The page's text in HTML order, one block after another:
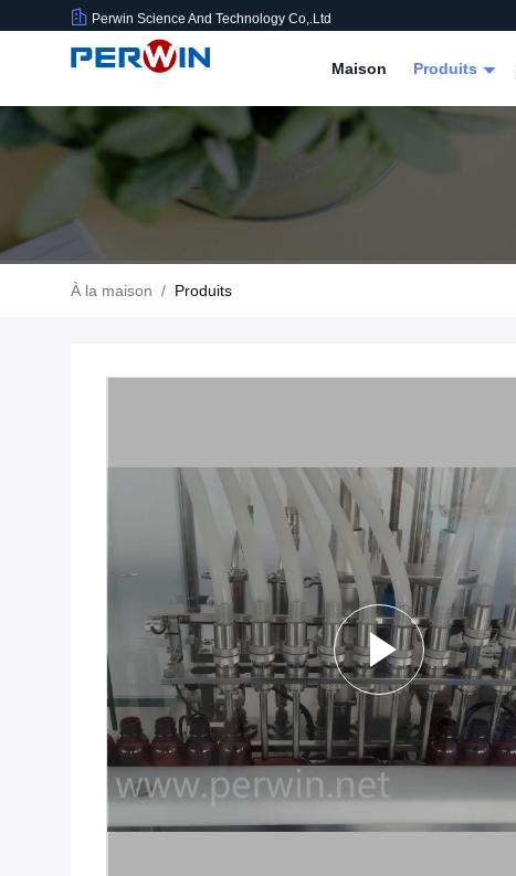
Perwin Science And Technology Co,.Ltd
Maison Produits
À la maison / Produits